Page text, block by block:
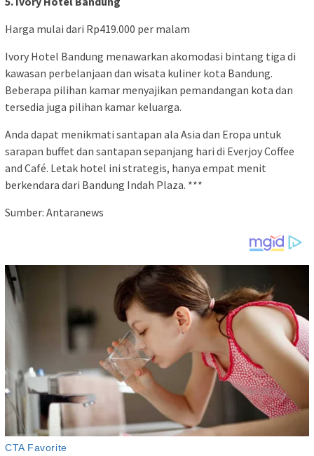
Harga mulai dari Rp419.000 per malam
Ivory Hotel Bandung menawarkan akomodasi bintang tiga di
kawasan perbelanjaan dan wisata kuliner kota Bandung.
Beberapa pilihan kamar menyajikan pemandangan kota dan
tersedia juga pilihan kamar keluarga.
Anda dapat menikmati santapan ala Asia dan Eropa untuk
sarapan buffet dan santapan sepanjang hari di Everjoy Coffee
and Café. Letak hotel ini strategis, hanya empat menit
berkendara dari Bandung Indah Plaza. ***
Sumber: Antaranews